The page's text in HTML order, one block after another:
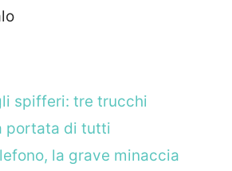
spifferi: tre trucchi
portata di tutti
la grave minaccia